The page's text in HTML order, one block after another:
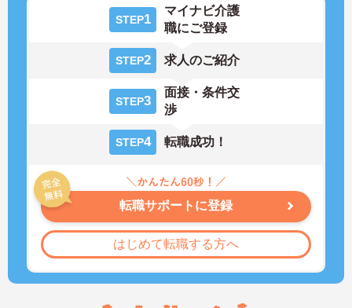
STEP1
マイナビ介護
職にご登録
STEP2 求人のご紹介
STEP3
面接・条件交
渉
STEP4 転職成功！
転職サポートに登録
はじめて転職する方へ